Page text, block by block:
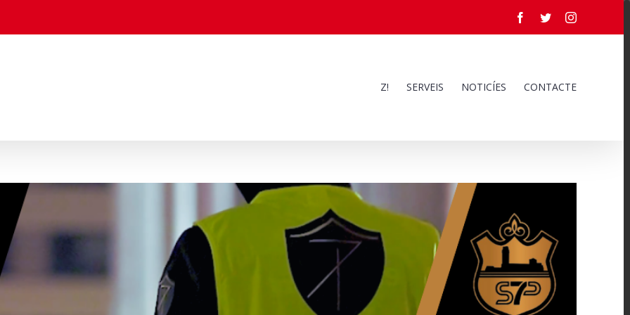
Facebook
TwitterInstagram
Z! SERVEIS NOTICÍES CONTACTE